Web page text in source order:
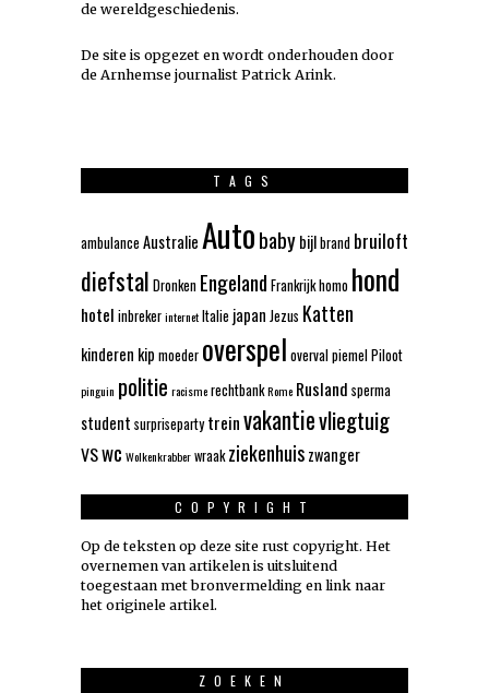
de wereldgeschiedenis.
De site is opgezet en wordt onderhouden door
de Arnhemse journalist Patrick Arink.
TAGS
ambulance AustralieAutobabybijlbrand bruiloft
diefstal Dronken Engeland Frankrijkhomo hond
hotel inbrekerinternetItalie japan Jezus Katten
kinderen kip moeder overspel overvalpiemelPiloot
pinguin politie racismerechtbankRome Rusland sperma
student surpriseparty treinvakantievliegtuig
VSwc Wolkenkrabberwraak ziekenhuiszwanger
COPYRIGHT
Op de teksten op deze site rust copyright. Het
overnemen van artikelen is uitsluitend
toegestaan met bronvermelding en link naar
het originele artikel.
ZOEKEN